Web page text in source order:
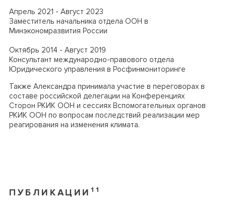
Апрель 2021 - Август 2023
Заместитель начальника отдела ООН в
Минэкономразвития России
Октябрь 2014 - Август 2019
Консультант международно-правового отдела
Юридического управления в Росфинмониторинге
Также Александра принимала участие в переговорах в
составе российской делегации на Конференциях
Сторон РКИК ООН и сессиях Вспомогательных органов
РКИК ООН по вопросам последствий реализации мер
реагирования на изменения климата.
ПУБЛИКАЦИИ 11